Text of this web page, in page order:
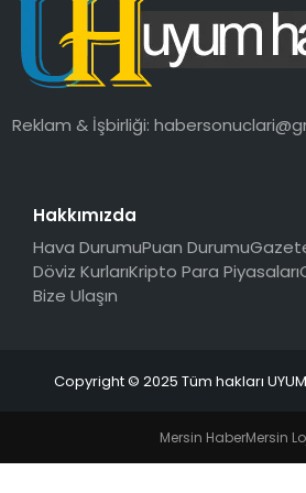
SAĞLIK
MAGAZIN
Reklam & İşbirliği:
Hakkımızda
Hava DurumuPuan Durumu
Döviz KurlarıKripto Para Piyasaları
Bize Ulaşın
Copyright © 2025 Tüm hakları UYUM
Mersin HaberMersin